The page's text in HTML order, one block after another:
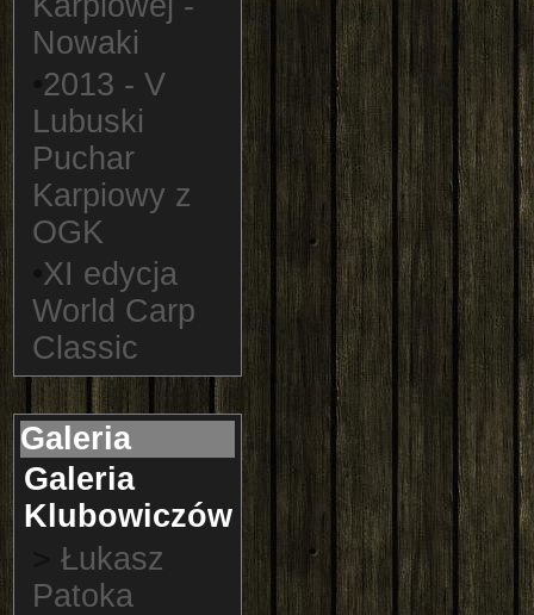
Nowaki
2013 - V
Lubuski
Puchar
Karpiowy z
OGK
XI edycja
World Carp
Classic
Galeria
Galeria
Klubowiczów
Łukasz
Patoka